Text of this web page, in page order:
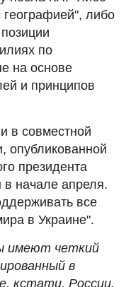
либо
по
на основе
и принципов
в совместной
опубликованной
президента
начале апреля.
все
в Украине".
имеют четкий
в
кстати, России,